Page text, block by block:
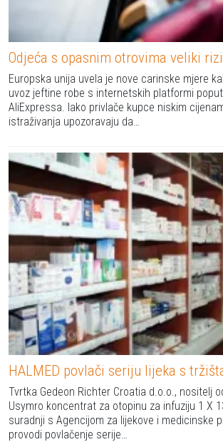
Odjeća s opasnim otrovima veliki
Europska unija uvela je nove carinske mjere
uvoz jeftine robe s internetskih platformi
AliExpressa. Iako privlače kupce niskim
istraživanja upozoravaju da…
HALMED povlači seriju lijeka s
Tvrtka Gedeon Richter Croatia d.o.o., nositelj
Usymro koncentrat za otopinu za infuziju 1 X
suradnji s Agencijom za lijekove i medicinske
provodi povlačenje serije…